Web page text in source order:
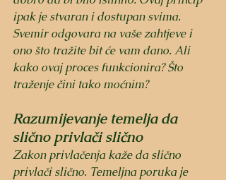
ipak je stvaran i dostupan svima.
Svemir odgovara na vaše zahtjeve i
ono što tražite bit će vam dano. Ali
kako ovaj proces funkcionira? Što
traženje čini tako moćnim?
Razumijevanje temelja da
slično privlači slično
Zakon privlačenja kaže da slično
privlači slično. Temeljna poruka je